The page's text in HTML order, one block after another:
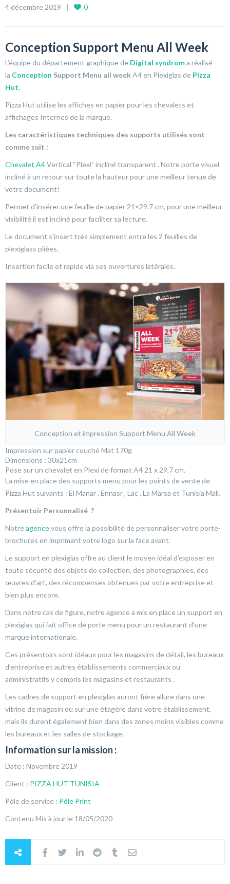
4 décembre 2019 0
Conception Support Menu All Week
L’équipe du département graphique de Digital syndroma réalisé
la Conception Support Menu all weekA4 en Plexiglas de Pizza
Hut.
Pizza Hut utilise les affiches en papier pour les chevalets et
affichages Internes de la marque.
Les caractéristiques techniques des supports utilisés sont
comme suit :
Chevalet A4Vertical “Plexi” incliné transparent . Notre porte visuel
incliné à un retour sur toute la hauteur pour une meilleur tenue de
votre document!
Permet d’insérer une feuille de papier 21×29.7 cm, pour une meilleur
visibilité il est incliné pour faciliter sa lecture.
Le document s’insert très simplement entre les 2 feuilles de
plexiglass pliées.
Insertion facile et rapide via ses ouvertures latérales.
Conception et impression Support Menu All Week
Impression sur papier couché Mat 170g
Dimensions : 30x21cm
Pose sur un chevalet en Plexi de format A4 21 x 29,7 cm.
La mise en place des supports menu pour les points de vente de
Pizza Hut suivants : El Manar , Ennasr , Lac , La Marsa et Tunisia Mall.
Présentoir Personnalisé ?
Notreagencevous offre la possibilité de personnaliser votre porte-
brochures en imprimant votre logo sur la face avant.
Le support en plexiglas offre au client le moyen idéal d’exposer en
toute sécurité des objets de collection, des photographies, des
œuvres d’art, des récompenses obtenues par votre entreprise et
bien plus encore.
Dans notre cas de figure, notre agence a mis en place un support en
plexiglas qui fait office de porte menu pour un restaurant d’une
marque internationale.
Ces présentoirs sont idéaux pour les magasins de détail, les bureaux
d’entreprise et autres établissements commerciaux ou
administratifs y compris les magasins et restaurants .
Les cadres de support en plexiglas auront fière allure dans une
vitrine de magasin ou sur une étagère dans votre établissement,
mais ils durent également bien dans des zones moins visibles comme
les bureaux et les salles de stockage.
Information sur la mission :
Date : Novembre 2019
Client : PIZZA HUT TUNISIA
Pôle de service : Pôle Print
Contenu Mis à jour le 18/05/2020